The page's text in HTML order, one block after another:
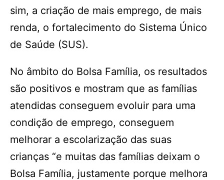
sim, a criação de mais emprego, de mais
renda, o fortalecimento do Sistema Único
de Saúde (SUS).
No âmbito do Bolsa Família, os resultados
são positivos e mostram que as famílias
atendidas conseguem evoluir para uma
condição de emprego, conseguem
melhorar a escolarização das suas
crianças “e muitas das famílias deixam o
Bolsa Família, justamente porque melhora